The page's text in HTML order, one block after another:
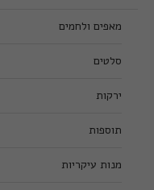
מאפים ולחמים
סלטים
ירקות
תוספות
מנות עיקריות